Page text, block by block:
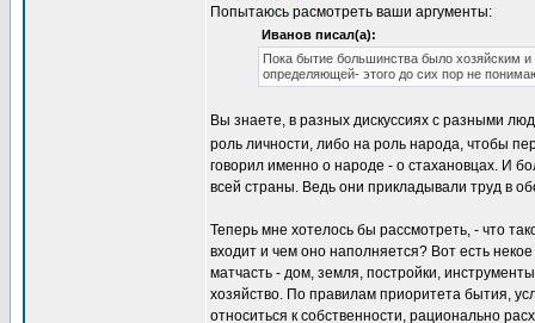
Попытаюсь расмотреть ваши аргументы:
Иванов писал(а):
Пока бытие большинства было хозяйским
определяющей- этого до сих пор не
Вы знаете, в разных дискуссиях с разными
роль личности, либо на роль народа, чтобы
говорил именно о народе - о стахановцах. И
всей страны. Ведь они прикладывали труд в
Теперь мне хотелось бы рассмотреть, - что
входит и чем оно наполняется? Вот есть
матчасть - дом, земля, постройки,
хозяйство. По правилам приоритета бытия,
относиться к собственности, рационально